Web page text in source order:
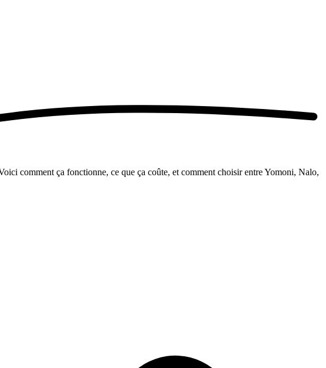
comment ça fonctionne, ce que ça coûte, et comment choisir entre Yomoni, Nalo,